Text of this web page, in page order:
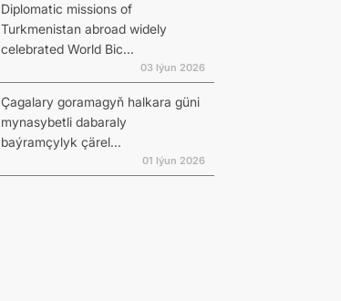
Diplomatic missions of
Turkmenistan abroad widely
celebrated World Bic...
03 Iýun 2026
Çagalary goramagyň halkara güni
mynasybetli dabaraly
baýramçylyk çärel...
01 Iýun 2026